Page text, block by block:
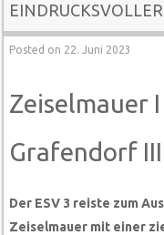
Posted on 22. Juni 2023
Zeiselmauer
Grafendorf
Der ESV 3 reiste zum
Zeiselmauer mit einer